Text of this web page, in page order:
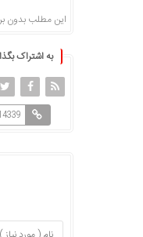
این مطلب بدون
به اشتراک